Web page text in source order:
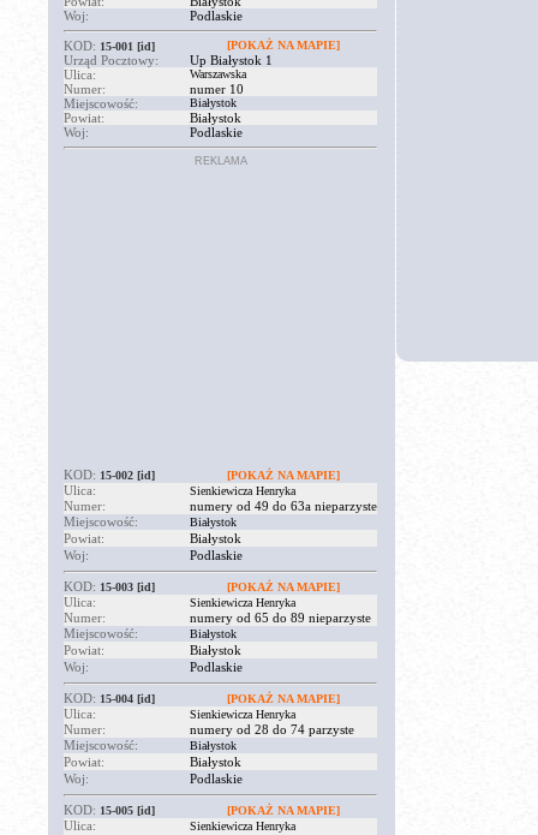
Woj:
Podlaskie
KOD: 15-001 [id] [POKAŻ NA MAPIE]
Urząd Pocztowy:
Up Białystok 1
Ulica:
Warszawska
Numer:
numer 10
Miejscowość:
Białystok
Powiat:
Białystok
Woj:
Podlaskie
REKLAMA
KOD: 15-002 [id] [POKAŻ NA MAPIE]
Ulica: Sienkiewicza Henryka
Numer:
numery od 49 do 63a nieparzyste
Miejscowość:
Białystok
Powiat:
Białystok
Woj:
Podlaskie
KOD: 15-003 [id] [POKAŻ NA MAPIE]
Ulica: Sienkiewicza Henryka
Numer:
numery od 65 do 89 nieparzyste
Miejscowość:
Białystok
Powiat:
Białystok
Woj:
Podlaskie
KOD: 15-004 [id] [POKAŻ NA MAPIE]
Ulica: Sienkiewicza Henryka
Numer:
numery od 28 do 74 parzyste
Miejscowość:
Białystok
Powiat:
Białystok
Woj:
Podlaskie
KOD: 15-005 [id] [POKAŻ NA MAPIE]
Ulica: Sienkiewicza Henryka